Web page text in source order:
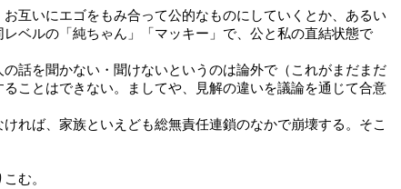
互いにエゴをもみ合って公的なものにしていくとか、あるい
ベルの「純ちゃん」「マッキー」で、公と私の直結状態で
話を聞かない・聞けないというのは論外で（これがまだまだ
ことはできない。ましてや、見解の違いを議論を通じて合意
れば、家族といえども総無責任連鎖のなかで崩壊する。そこ
む。